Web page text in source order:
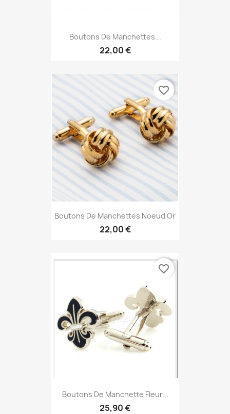
Boutons De Manchettes...
22,00 €
Boutons De Manchettes Noeud Or
22,00 €
favorite_border
Boutons De Manchette Fleur...
25,90 €
favorite_border